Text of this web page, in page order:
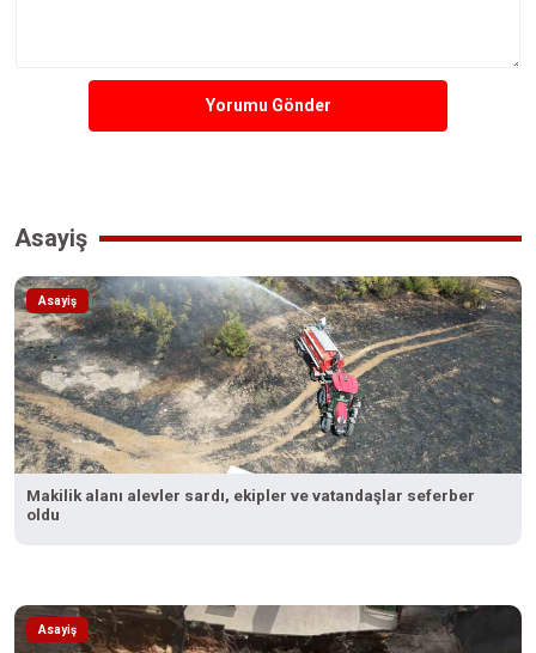
Yorumu Gönder
Asayiş
Asayiş
Makilik alanı alevler sardı, ekipler ve vatandaşlar seferber
oldu
Asayiş